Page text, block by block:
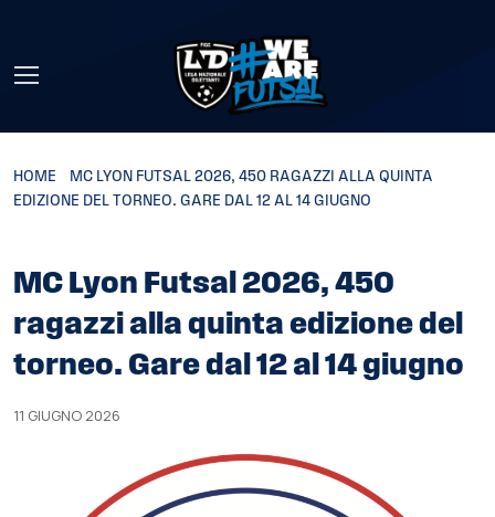
HOME
MC LYON FUTSAL 2026, 450 RAGAZZI ALLA QUINTA
EDIZIONE DEL TORNEO. GARE DAL 12 AL 14 GIUGNO
MC Lyon Futsal 2026, 450
ragazzi alla quinta edizione del
torneo. Gare dal 12 al 14 giugno
11 GIUGNO 2026